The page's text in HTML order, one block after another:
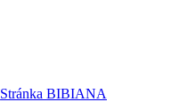
Stránka BIBIANA